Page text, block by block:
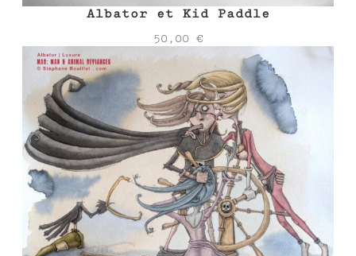
Albator et Kid Paddle
50,00 €